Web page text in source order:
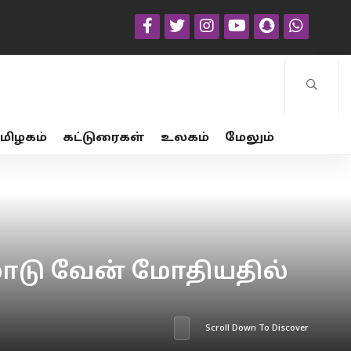
கட்டுரைகள் உலகம் மேலும்
வேன் மோதியதில்
Scroll Down To Discover